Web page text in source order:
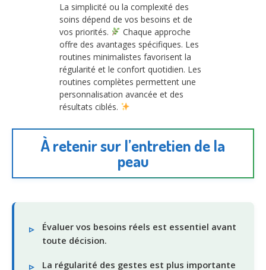
La simplicité ou la complexité des
soins dépend de vos besoins et de
vos priorités.
Chaque approche
offre des avantages spécifiques. Les
routines minimalistes favorisent la
régularité et le confort quotidien. Les
routines complètes permettent une
personnalisation avancée et des
résultats ciblés.
À retenir sur l’entretien de la
peau
Évaluer vos besoins réels est essentiel avant
toute décision.
La régularité des gestes est plus importante